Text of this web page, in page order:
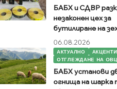
БАБХ и СДВР
незаконен цех за
бутилиране на
06.08.2026
АКТУАЛНО
АКЦЕНТИ
ОТГЛЕЖДАНЕ НА
БАБХ установи
огнища на шарка